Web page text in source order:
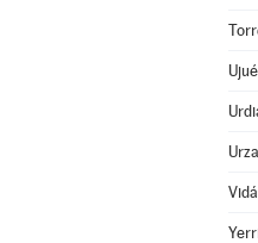
Ujué